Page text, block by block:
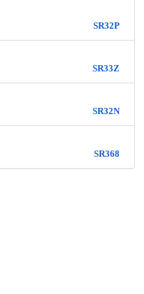
SR32P
SR33Z
SR32N
SR368